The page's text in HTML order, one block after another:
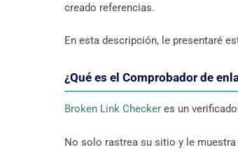
creado referencias.
En esta descripción, le presentaré
¿Qué es el Comprobador de
Broken Link Checker es un
No solo rastrea su sitio y le